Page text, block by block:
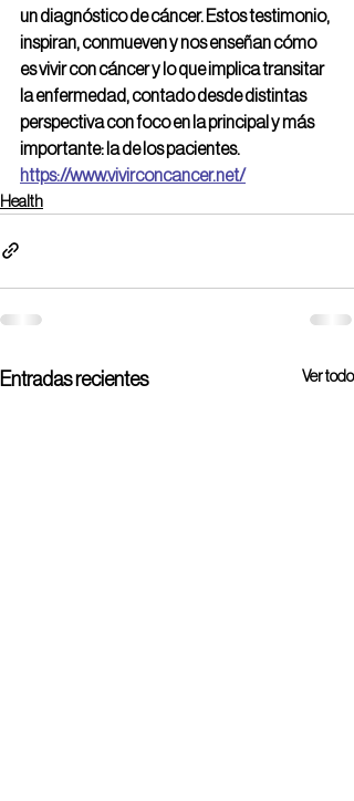
un diagnóstico de cáncer. Estos testimonio,
inspiran, conmueven y nos enseñan cómo
es vivir con cáncer y lo que implica transitar
la enfermedad, contado desde distintas
perspectiva con foco en la principal y más
importante: la de los pacientes.
https://www.vivirconcancer.net/
Health
Entradas recientes Ver todo